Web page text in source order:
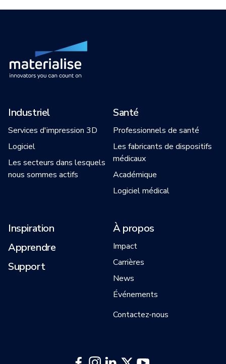
Industriel
Services d'impression 3D
Logiciel
Les secteurs dans lesquels
nous sommes actifs
Santé
Professionnels de santé
Les fabricants de dispositifs
médicaux
Académique
Logiciel médical
Inspiration
Apprendre
Support
À propos
Impact
Carrières
News
Événements
Contactez-nous